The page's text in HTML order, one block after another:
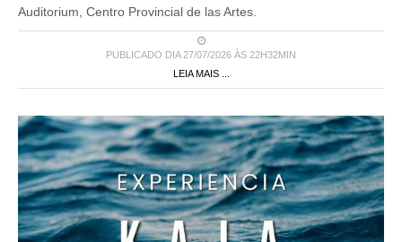
Auditorium, Centro Provincial de las Artes.
PUBLICADO DIA 27/07/2026 ÀS 22H32MIN
LEIA MAIS ...